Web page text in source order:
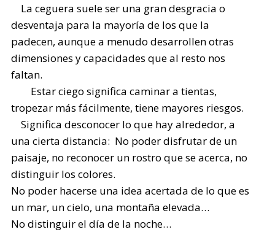
La ceguera suele ser una gran desgracia o
desventaja para la mayoría de los que la
padecen, aunque a menudo desarrollen otras
dimensiones y capacidades que al resto nos
faltan.
Estar ciego significa caminar a tientas,
tropezar más fácilmente, tiene mayores riesgos.
Significa desconocer lo que hay alrededor, a
una cierta distancia: No poder disfrutar de un
paisaje, no reconocer un rostro que se acerca, no
distinguir los colores.
No poder hacerse una idea acertada de lo que es
un mar, un cielo, una montaña elevada…
No distinguir el día de la noche…